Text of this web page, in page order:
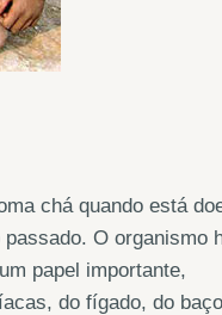
chá quando está
O organismo
papel importante,
do fígado, do